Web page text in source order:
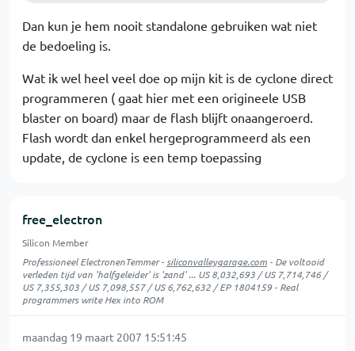
Dan kun je hem nooit standalone gebruiken wat niet
de bedoeling is.
Wat ik wel heel veel doe op mijn kit is de cyclone direct
programmeren ( gaat hier met een origineele USB
blaster on board) maar de flash blijft onaangeroerd.
Flash wordt dan enkel hergeprogrammeerd als een
update, de cyclone is een temp toepassing
free_electron
Silicon Member
Professioneel ElectronenTemmer - siliconvalleygarage.com - De voltooid
verleden tijd van 'halfgeleider' is 'zand' ... US 8,032,693 / US 7,714,746 /
US 7,355,303 / US 7,098,557 / US 6,762,632 / EP 1804159 - Real
programmers write Hex into ROM
maandag 19 maart 2007 15:51:45